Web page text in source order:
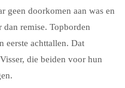
geen doorkomen aan was en
remise. Topborden
eerste achttallen. Dat
die beiden voor hun